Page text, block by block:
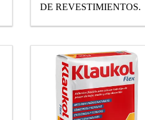
DE REVESTIMIENTOS.